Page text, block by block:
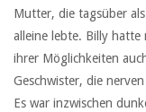
Mutter, die tagsüber
alleine lebte. Billy hatte
ihrer Möglichkeiten
Geschwister, die
Es war inzwischen